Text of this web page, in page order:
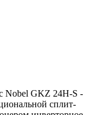
Nobel GKZ 24H-S -
сплит-